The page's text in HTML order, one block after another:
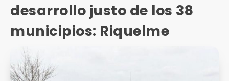
desarrollo justo de los 38
municipios: Riquelme